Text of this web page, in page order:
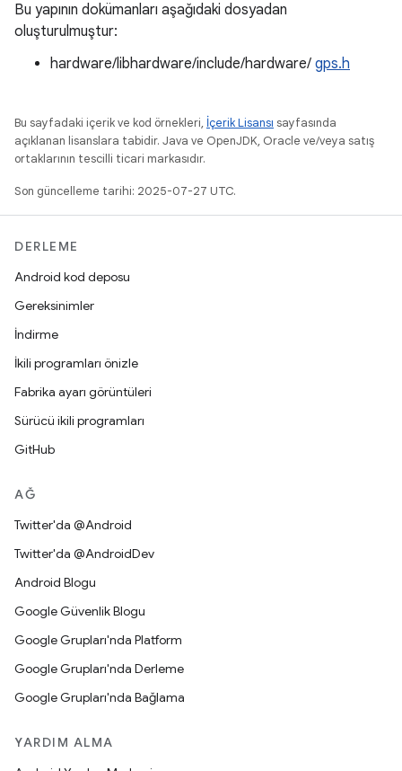
Bu yapının dokümanları aşağıdaki dosyadan
oluşturulmuştur:
hardware/libhardware/include/hardware/ gps.h
Bu sayfadaki içerik ve kod örnekleri, İçerik Lisansı sayfasında
açıklanan lisanslara tabidir. Java ve OpenJDK, Oracle ve/veya satış
ortaklarının tescilli ticari markasıdır.
Son güncelleme tarihi: 2025-07-27 UTC.
DERLEME
Android kod deposu
Gereksinimler
İndirme
İkili programları önizle
Fabrika ayarı görüntüleri
Sürücü ikili programları
GitHub
AĞ
Twitter'da @Android
Twitter'da @AndroidDev
Android Blogu
Google Güvenlik Blogu
Google Grupları'nda Platform
Google Grupları'nda Derleme
Google Grupları'nda Bağlama
YARDIM ALMA